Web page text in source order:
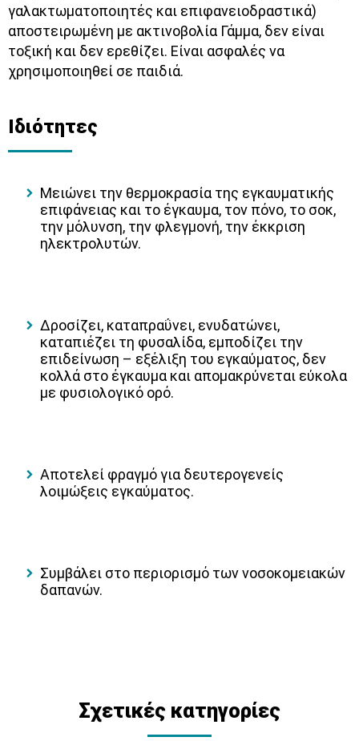
γαλακτωματοποιητές και επιφανειοδραστικά)
αποστειρωμένη με ακτινοβολία Γάμμα, δεν είναι
τοξική και δεν ερεθίζει. Είναι ασφαλές να
χρησιμοποιηθεί σε παιδιά.
Ιδιότητες
Μειώνει την θερμοκρασία της εγκαυματικής
επιφάνειας και το έγκαυμα, τον πόνο, το σοκ,
την μόλυνση, την φλεγμονή, την έκκριση
ηλεκτρολυτών.
Δροσίζει, καταπραΰνει, ενυδατώνει,
καταπιέζει τη φυσαλίδα, εμποδίζει την
επιδείνωση – εξέλιξη του εγκαύματος, δεν
κολλά στο έγκαυμα και απομακρύνεται εύκολα
με φυσιολογικό ορό.
Αποτελεί φραγμό για δευτερογενείς
λοιμώξεις εγκαύματος.
Συμβάλει στο περιορισμό των νοσοκομειακών
δαπανών.
Σχετικές κατηγορίες